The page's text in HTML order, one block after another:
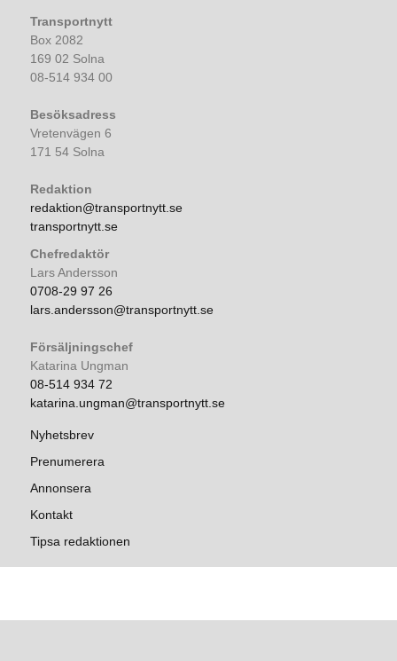
Transportnytt
Box 2082
169 02 Solna
08-514 934 00
Besöksadress
Vretenvägen 6
171 54 Solna
Redaktion
redaktion@transportnytt.se
transportnytt.se
Chefredaktör
Lars Andersson
0708-29 97 26
lars.andersson@transportnytt.se
Försäljningschef
Katarina Ungman
08-514 934 72
katarina.ungman@transportnytt.se
Nyhetsbrev
Prenumerera
Annonsera
Kontakt
Tipsa redaktionen